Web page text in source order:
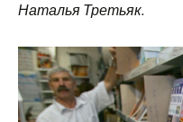
Наталья Третьяк.